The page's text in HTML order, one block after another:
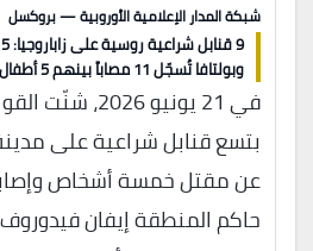
شبكة المدار الإعلامية الأوروبية — بروكسل
وبولتافا تُسجّل 11 مصاباً بينهم 5 أطفال في يوم واحد
في 21 يونيو
بتسع قنابل شراعية على مدينة
حاكم المنطقة إيفان